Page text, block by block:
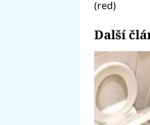
(red)
Další